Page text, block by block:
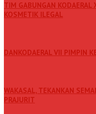
TIM GABUNGAN KODAERAL
KOSMETIK ILEGAL
DANKODAERAL VII PIMPIN
WAKASAL, TEKANKAN
PRAJURIT